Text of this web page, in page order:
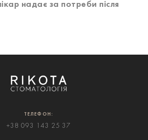
надає за потреби після
ТЕЛЕФОН:
+38 093 143 25 37